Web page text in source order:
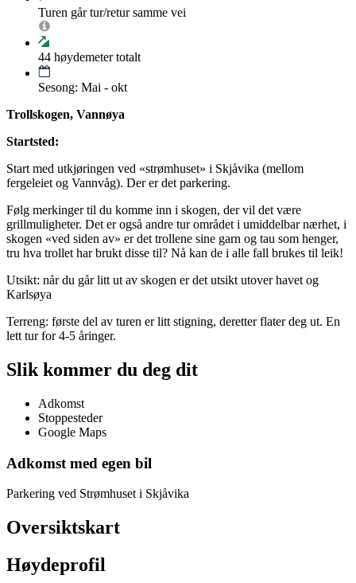
Turen går tur/retur samme vei
44 høydemeter totalt
Sesong: Mai - okt
Trollskogen, Vannøya
Startsted:
Start med utkjøringen ved «strømhuset» i Skjåvika (mellom
fergeleiet og Vannvåg). Der er det parkering.
Følg merkinger til du komme inn i skogen, der vil det være
grillmuligheter. Det er også andre tur området i umiddelbar nærhet, i
skogen «ved siden av» er det trollene sine garn og tau som henger,
tru hva trollet har brukt disse til? Nå kan de i alle fall brukes til leik!
Utsikt: når du går litt ut av skogen er det utsikt utover havet og
Karlsøya
Terreng: første del av turen er litt stigning, deretter flater deg ut. En
lett tur for 4-5 åringer.
Slik kommer du deg dit
Adkomst
Stoppesteder
Google Maps
Adkomst med egen bil
Parkering ved Strømhuset i Skjåvika
Oversiktskart
Høydeprofil